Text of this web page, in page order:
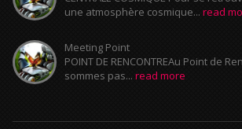
une atmosphère cosmique... read
Meeting Point
POINT DE RENCONTREAu Point de
sommes pas... read more